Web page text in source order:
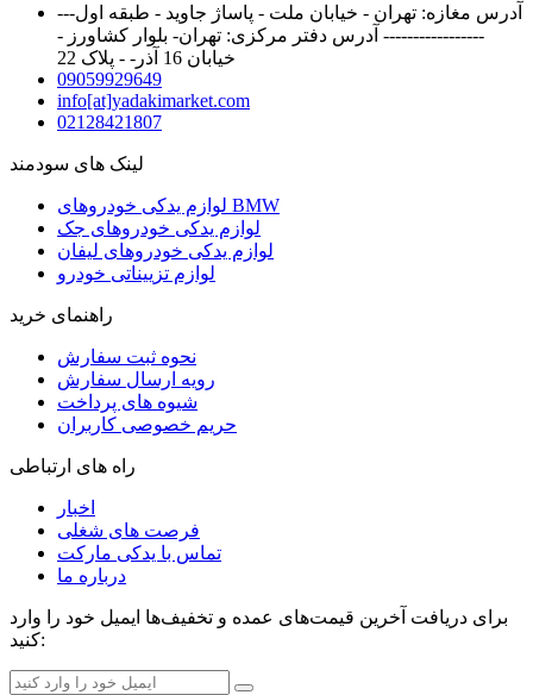
آدرس مغازه: تهران - خیابان ملت - پاساژ جاوید - طبقه اول---
----------------- آدرس دفتر مرکزی: تهران- بلوار کشاورز -
خیابان 16 آذر- - پلاک 22
09059929649
info[at]yadakimarket.com
02128421807
لینک های سودمند
لوازم یدکی خودروهای BMW
لوازم یدکی خودروهای جک
لوازم یدکی خودروهای لیفان
لوازم تزییناتی خودرو
راهنمای خرید
نحوه ثبت سفارش
رویه ارسال سفارش
شیوه های پرداخت
حریم خصوصی کاربران
راه های ارتباطی
اخبار
فرصت های شغلی
تماس با یدکی مارکت
درباره ما
برای دریافت آخرین قیمت‌های عمده و تخفیف‌ها ایمیل خود را وارد
کنید: